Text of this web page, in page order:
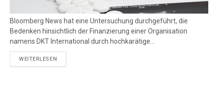
Bloomberg News hat eine Untersuchung durchgeführt, die
Bedenken hinsichtlich der Finanzierung einer Organisation
namens DKT International durch hochkarätige...
WEITERLESEN